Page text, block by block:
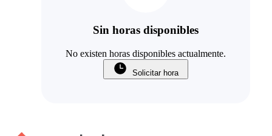
Sin horas disponibles
No existen horas disponibles actualmente.
Solicitar hora